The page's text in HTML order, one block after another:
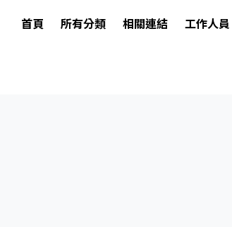
首頁 所有分類 相關連結 工作人員